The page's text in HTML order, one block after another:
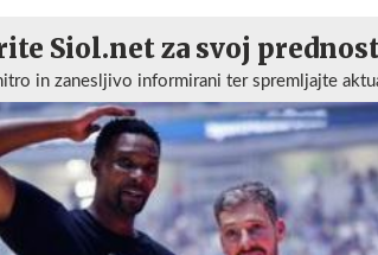
Siol.net za svoj
in zanesljivo informirani ter spremljajte